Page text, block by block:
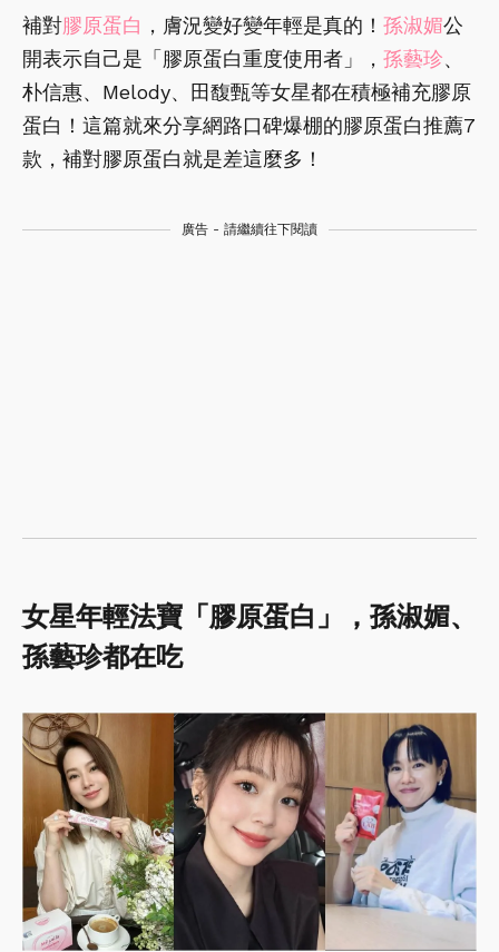
補對膠原蛋白 ，膚況變好變年輕是真的！ 孫淑媚公
開表示自己是「膠原蛋白重度使用者」， 孫藝珍、
朴信惠、Melody、田馥甄等女星都在積極補充膠原
蛋白！這篇就來分享網路口碑爆棚的膠原蛋白推薦7
款，補對膠原蛋白就是差這麼多！
廣告 - 請繼續往下閱讀
女星年輕法寶「膠原蛋白」，孫淑媚、
孫藝珍都在吃